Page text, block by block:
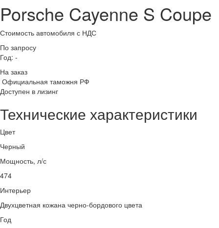
Porsche Cayenne S Coupe
Стоимость автомобиля с НДС
По запросу
Год: -
На заказ
Официальная таможня РФ
Доступен в лизинг
Технические характеристики
Цвет
Черный
Мощность, л/с
474
Интерьер
Двухцветная кожана черно-бордового цвета
Год